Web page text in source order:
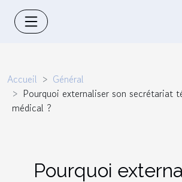
Accueil
Général
Pourquoi externaliser son secrétariat
médical ?
Pourquoi